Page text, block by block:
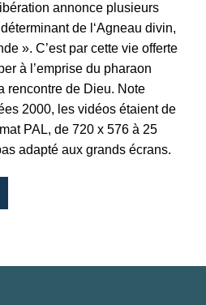
annonce plusieurs
de l‘Agneau divin,
». C’est par cette vie offerte
à l’emprise du pharaon
rencontre de Dieu. Note
2000, les vidéos étaient de
PAL, de 720 x 576 à 25
adapté aux grands écrans.